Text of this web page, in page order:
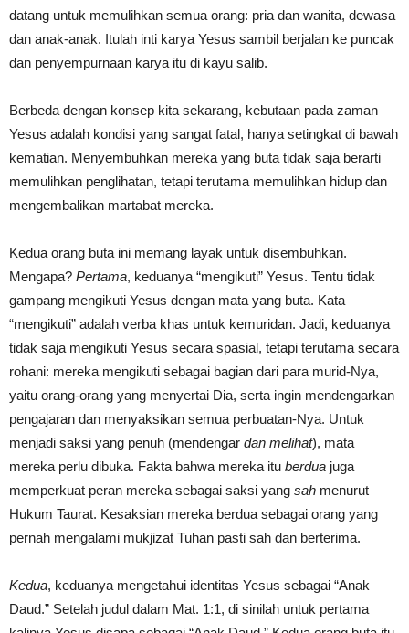
datang untuk memulihkan semua orang: pria dan wanita, dewasa
dan anak-anak. Itulah inti karya Yesus sambil berjalan ke puncak
dan penyempurnaan karya itu di kayu salib.
Berbeda dengan konsep kita sekarang, kebutaan pada zaman
Yesus adalah kondisi yang sangat fatal, hanya setingkat di bawah
kematian. Menyembuhkan mereka yang buta tidak saja berarti
memulihkan penglihatan, tetapi terutama memulihkan hidup dan
mengembalikan martabat mereka.
Kedua orang buta ini memang layak untuk disembuhkan.
Mengapa? Pertama, keduanya “mengikuti” Yesus. Tentu tidak
gampang mengikuti Yesus dengan mata yang buta. Kata
“mengikuti” adalah verba khas untuk kemuridan. Jadi, keduanya
tidak saja mengikuti Yesus secara spasial, tetapi terutama secara
rohani: mereka mengikuti sebagai bagian dari para murid-Nya,
yaitu orang-orang yang menyertai Dia, serta ingin mendengarkan
pengajaran dan menyaksikan semua perbuatan-Nya. Untuk
menjadi saksi yang penuh (mendengar dan melihat), mata
mereka perlu dibuka. Fakta bahwa mereka itu berdua juga
memperkuat peran mereka sebagai saksi yang sah menurut
Hukum Taurat. Kesaksian mereka berdua sebagai orang yang
pernah mengalami mukjizat Tuhan pasti sah dan berterima.
Kedua, keduanya mengetahui identitas Yesus sebagai “Anak
Daud.” Setelah judul dalam Mat. 1:1, di sinilah untuk pertama